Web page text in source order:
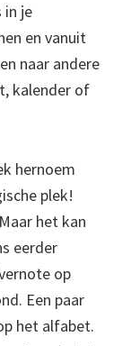
in je
en vanuit
naar andere
kalender of
hernoem
plek!
het kan
eerder
op
Een paar
het alfabet.